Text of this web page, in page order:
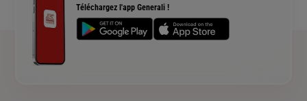
Téléchargez l'app Generali !
Plan du site